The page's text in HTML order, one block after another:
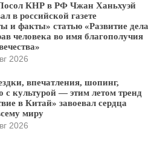
КНР в РФ Чжан Ханьхуэй
в российской газете
и факты» статью «Развитие дела
человека во имя благополучия
2026
впечатления, шопинг,
с культурой — этим летом тренд
в Китай» завоевал сердца
миру
2026